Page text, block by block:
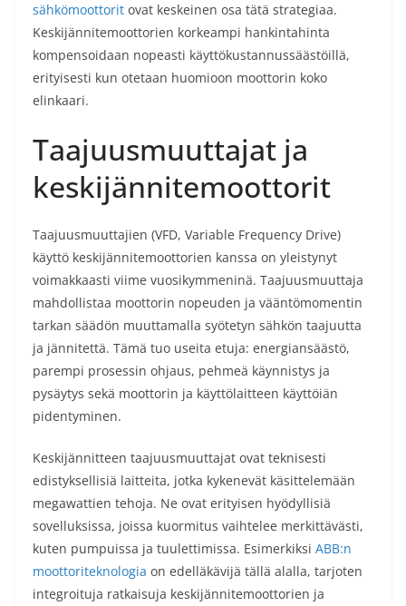
sähkömoottorit ovat keskeinen osa tätä strategiaa.
Keskijännitemoottorien korkeampi hankintahinta
kompensoidaan nopeasti käyttökustannussäästöillä,
erityisesti kun otetaan huomioon moottorin koko
elinkaari.
Taajuusmuuttajat ja
keskijännitemoottorit
Taajuusmuuttajien (VFD, Variable Frequency Drive)
käyttö keskijännitemoottorien kanssa on yleistynyt
voimakkaasti viime vuosikymmeninä. Taajuusmuuttaja
mahdollistaa moottorin nopeuden ja vääntömomentin
tarkan säädön muuttamalla syötetyn sähkön taajuutta
ja jännitettä. Tämä tuo useita etuja: energiansäästö,
parempi prosessin ohjaus, pehmeä käynnistys ja
pysäytys sekä moottorin ja käyttölaitteen käyttöiän
pidentyminen.
Keskijännitteen taajuusmuuttajat ovat teknisesti
edistyksellisiä laitteita, jotka kykenevät käsittelemään
megawattien tehoja. Ne ovat erityisen hyödyllisiä
sovelluksissa, joissa kuormitus vaihtelee merkittävästi,
kuten pumpuissa ja tuulettimissa. Esimerkiksi ABB:n
moottoriteknologia on edelläkävijä tällä alalla, tarjoten
integroituja ratkaisuja keskijännitemoottorien ja